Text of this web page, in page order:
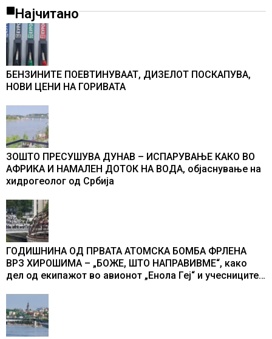
Најчитано
БЕНЗИНИТЕ ПОЕВТИНУВААТ, ДИЗЕЛОТ ПОСКАПУВА,
НОВИ ЦЕНИ НА ГОРИВАТА
ЗОШТО ПРЕСУШУВА ДУНАВ – ИСПАРУВАЊЕ КАКО ВО
АФРИКА И НАМАЛЕН ДОТОК НА ВОДА, објаснување на
хидрогеолог од Србија
ГОДИШНИНА ОД ПРВАТА АТОМСКА БОМБА ФРЛЕНА
ВРЗ ХИРОШИМА – „БОЖЕ, ШТО НАПРАВИВМЕ“, како
дел од екипажот во авионот „Енола Геј“ и учесниците
промени текот на историјата